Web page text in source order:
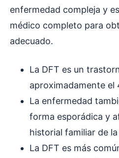
enfermedad compleja y
médico completo para
adecuado.
La DFT es un
aproximadamente el
La enfermedad
forma esporádica y
historial familiar de
La DFT es más